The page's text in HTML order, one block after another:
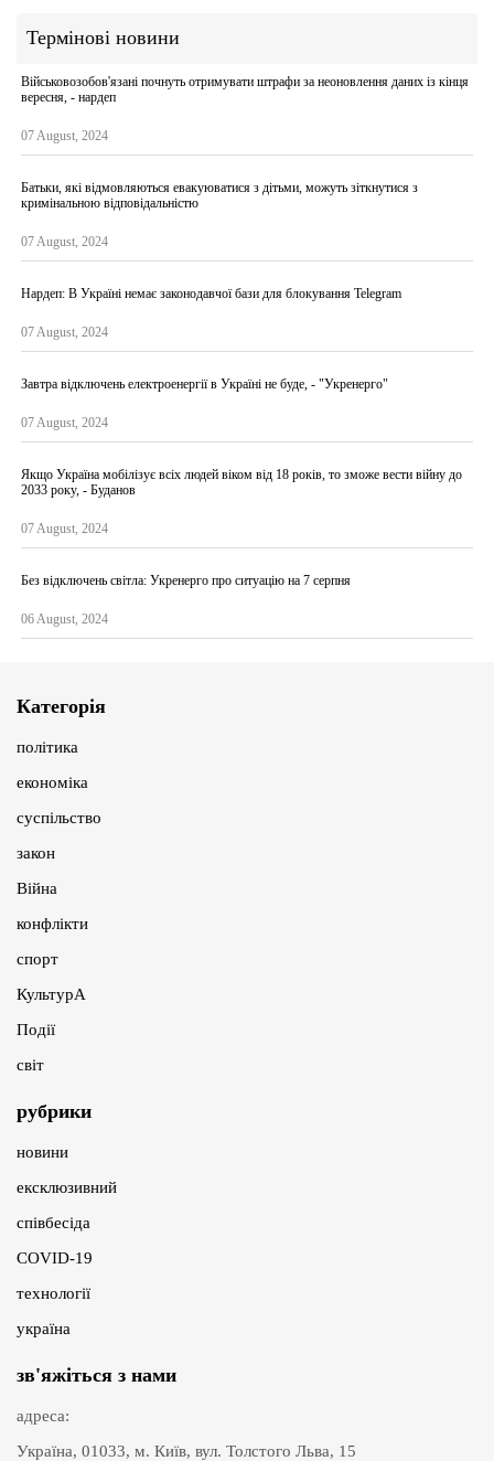
Термінові новини
Військовозобов'язані почнуть отримувати штрафи за неоновлення даних із кінця
вересня, - нардеп
07 August, 2024
Батьки, які відмовляються евакуюватися з дітьми, можуть зіткнутися з
кримінальною відповідальністю
07 August, 2024
Нардеп: В Україні немає законодавчої бази для блокування Telegram
07 August, 2024
Завтра відключень електроенергії в Україні не буде, - "Укренерго"
07 August, 2024
Якщо Україна мобілізує всіх людей віком від 18 років, то зможе вести війну до
2033 року, - Буданов
07 August, 2024
Без відключень світла: Укренерго про ситуацію на 7 серпня
06 August, 2024
Категорія
політика
економіка
суспільство
закон
Війна
конфлікти
спорт
КультурА
Події
світ
рубрики
новини
ексклюзивний
співбесіда
COVID-19
технології
україна
зв'яжіться з нами
адреса:
Україна, 01033, м. Київ, вул. Толстого Льва, 15